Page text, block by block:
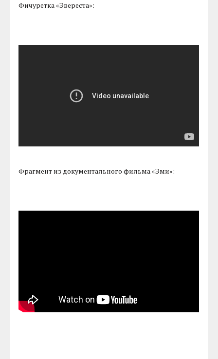
Фичуретка «Эвереста»:
Фрагмент из документального фильма «Эми»: